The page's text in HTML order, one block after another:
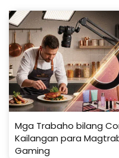
Mga Trabaho bilang
Kailangan para
Gaming